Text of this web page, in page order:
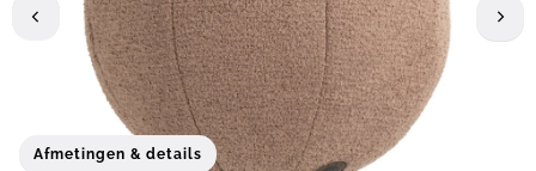
Afmetingen & details